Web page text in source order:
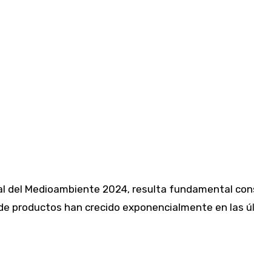
del Medioambiente 2024, resulta fundamental
productos han crecido exponencialmente en las